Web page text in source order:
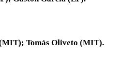
Tomás Oliveto (MIT).